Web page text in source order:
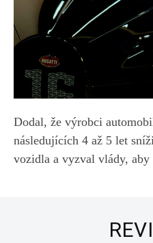
Dodal, že výrobci
následujících 4 až 5 let
vozidla a vyzval vlády,